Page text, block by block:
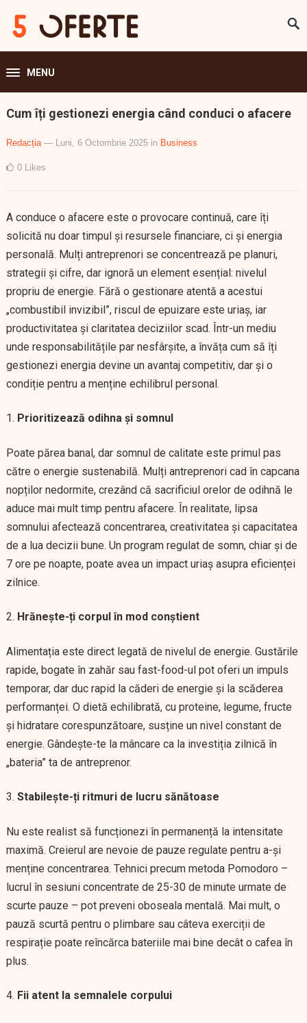
MENU
Cum îți gestionezi energia când conduci o afacere
Redacția — Luni, 6 Octombrie 2025 in Business
0 Likes
A conduce o afacere este o provocare continuă, care îți
solicită nu doar timpul și resursele financiare, ci și energia
personală. Mulți antreprenori se concentrează pe planuri,
strategii și cifre, dar ignoră un element esențial: nivelul
propriu de energie. Fără o gestionare atentă a acestui
„combustibil invizibil”, riscul de epuizare este uriaș, iar
productivitatea și claritatea deciziilor scad. Într-un mediu
unde responsabilitățile par nesfârșite, a învăța cum să îți
gestionezi energia devine un avantaj competitiv, dar și o
condiție pentru a menține echilibrul personal.
Prioritizează odihna și somnul
Poate părea banal, dar somnul de calitate este primul pas
către o energie sustenabilă. Mulți antreprenori cad în capcana
nopților nedormite, crezând că sacrificiul orelor de odihnă le
aduce mai mult timp pentru afacere. În realitate, lipsa
somnului afectează concentrarea, creativitatea și capacitatea
de a lua decizii bune. Un program regulat de somn, chiar și de
7 ore pe noapte, poate avea un impact uriaș asupra eficienței
zilnice.
Hrănește-ți corpul în mod conștient
Alimentația este direct legată de nivelul de energie. Gustările
rapide, bogate în zahăr sau fast-food-ul pot oferi un impuls
temporar, dar duc rapid la căderi de energie și la scăderea
performanței. O dietă echilibrată, cu proteine, legume, fructe
și hidratare corespunzătoare, susține un nivel constant de
energie. Gândește-te la mâncare ca la investiția zilnică în
„bateria” ta de antreprenor.
Stabilește-ți ritmuri de lucru sănătoase
Nu este realist să funcționezi în permanență la intensitate
maximă. Creierul are nevoie de pauze regulate pentru a-și
menține concentrarea. Tehnici precum metoda Pomodoro –
lucrul în sesiuni concentrate de 25-30 de minute urmate de
scurte pauze – pot preveni oboseala mentală. Mai mult, o
pauză scurtă pentru o plimbare sau câteva exerciții de
respirație poate reîncărca bateriile mai bine decât o cafea în
plus.
Fii atent la semnalele corpului